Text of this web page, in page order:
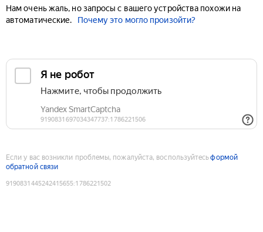
Нам очень жаль, но запросы с вашего устройства похожи на
автоматические.
Почему это могло произойти?
Если у вас возникли проблемы, пожалуйста, воспользуйтесьформой
обратной связи
9190831445242415655:1786221502